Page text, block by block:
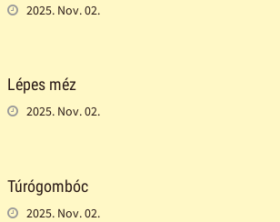
2025. Nov. 02.
Lépes méz
2025. Nov. 02.
Túrógombóc
2025. Nov. 02.